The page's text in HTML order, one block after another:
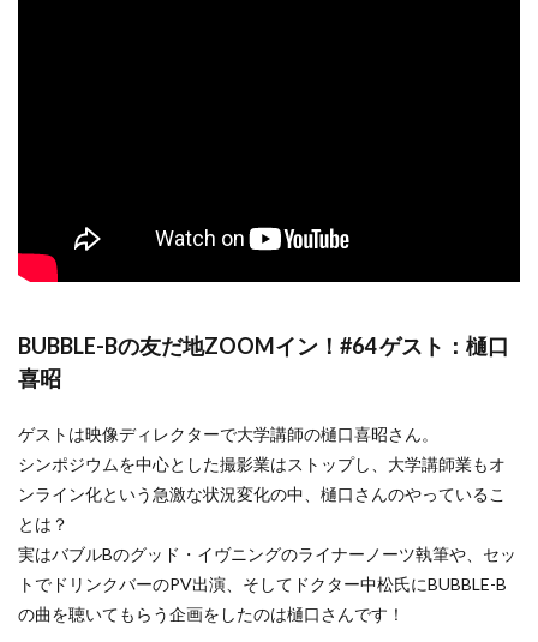
BUBBLE-Bの友だ地ZOOMイン！#64 ゲスト：樋口
喜昭
ゲストは映像ディレクターで大学講師の樋口喜昭さん。
シンポジウムを中心とした撮影業はストップし、大学講師業もオ
ンライン化という急激な状況変化の中、樋口さんのやっているこ
とは？
実はバブルBのグッド・イヴニングのライナーノーツ執筆や、セッ
トでドリンクバーのPV出演、そしてドクター中松氏にBUBBLE-B
の曲を聴いてもらう企画をしたのは樋口さんです！